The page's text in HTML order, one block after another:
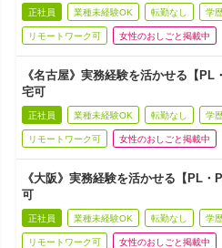
正社員 業種未経験OK 転勤なし 学
リモートワーク可 女性のおしごと掲載中
《名古屋》実務経験を活かせる【
宅可
正社員 業種未経験OK 転勤なし 学
リモートワーク可 女性のおしごと掲載中
《大阪》実務経験を活かせる【PL
可
正社員 業種未経験OK 転勤なし 学
リモートワーク可 女性のおしごと掲載中